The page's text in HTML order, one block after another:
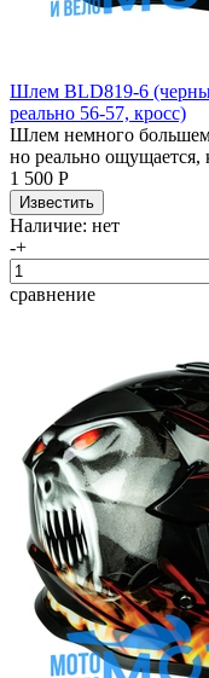
Шлем BLD819-6
реально 56-57, кросс)
Шлем немного
но реально ощущается,
1 500 Р
Наличие: нет
-+
сравнение